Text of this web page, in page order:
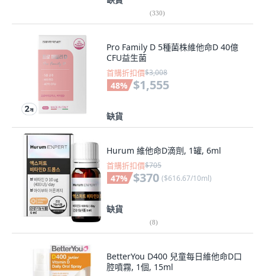
(330)
Pro Family D 5種菌株維他命D 40億
CFU益生菌
首購折扣價$3,008
48% $1,555
缺貨
Hurum 維他命D滴劑, 1罐, 6ml
首購折扣價$705
47% $370 ($616.67/10ml)
缺貨
(8)
BetterYou D400 兒童每日維他命D口
腔噴霧, 1個, 15ml